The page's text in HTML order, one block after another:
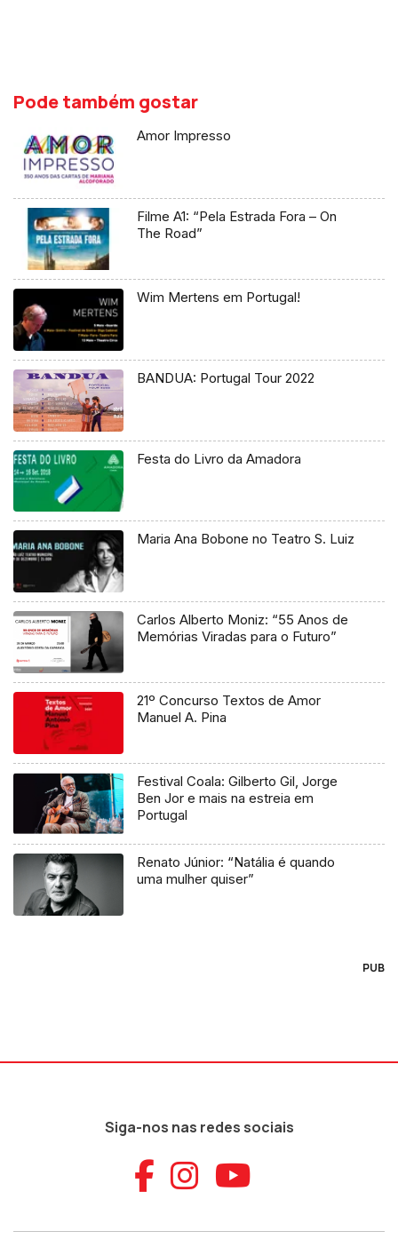
Pode também gostar
Amor Impresso
Filme A1: “Pela Estrada Fora – On
The Road”
Wim Mertens em Portugal!
BANDUA: Portugal Tour 2022
Festa do Livro da Amadora
Maria Ana Bobone no Teatro S. Luiz
Carlos Alberto Moniz: “55 Anos de
Memórias Viradas para o Futuro”
21º Concurso Textos de Amor
Manuel A. Pina
Festival Coala: Gilberto Gil, Jorge
Ben Jor e mais na estreia em
Portugal
Renato Júnior: “Natália é quando
uma mulher quiser”
PUB
Siga-nos nas redes sociais
Aceder ao
Aceder ao
Aceder